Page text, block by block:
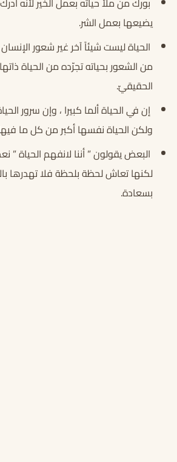
يضيعها بعمل الشر.
الحياة ليست شيئاً آخر غير شعور
من الشعور بحياته تجرّده من الحياة
الحقيقيّ.
إن في الحياة ألما كبيرا ، وإن سرور
ولكن الحياة نفسها أكبر من كل ما
البعض يقولون ” أننا لانفهم الحياة ”
لكنها تعاش لحظة بلحظة فلا تهدرها
بسعادة.